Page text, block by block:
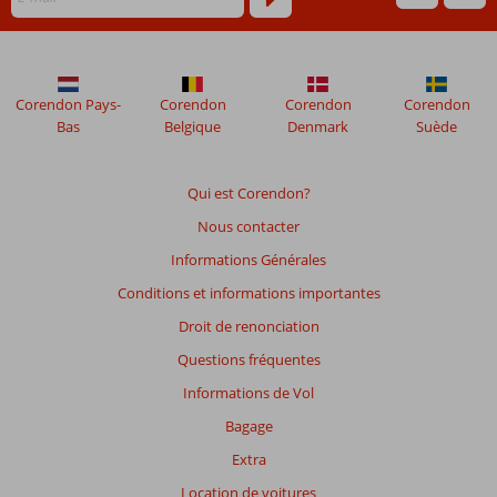
de
mois
ne
sont
Qui est Corendon?
Nous contacter
Informations Générales
Conditions et informations importantes
Droit de renonciation
Questions fréquentes
Informations de Vol
Bagage
Extra
Location de voitures
Corendon Pays-
Bas
Corendon
Belgique
Corendon
Denmark
Corendon
Suède